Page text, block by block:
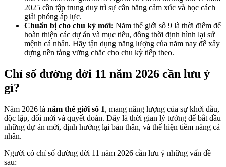
2025 cần tập trung duy trì sự cân bằng cảm xúc và học cách
giải phóng áp lực.
Chuẩn bị cho chu kỳ mới: Năm thế giới số 9 là thời điểm để
hoàn thiện các dự án và mục tiêu, đồng thời định hình lại sứ
mệnh cá nhân. Hãy tận dụng năng lượng của năm nay để xây
dựng nền tảng vững chắc cho chu kỳ tiếp theo.
Chỉ số đường đời 11 năm 2026 cần lưu ý
gì?
Năm 2026 là năm thế giới số 1, mang năng lượng của sự khởi đầu,
độc lập, đổi mới và quyết đoán. Đây là thời gian lý tưởng để bắt đầu
những dự án mới, định hướng lại bản thân, và thể hiện tiềm năng cá
nhân.
Người có chỉ số đường đời 11 năm 2026 cần lưu ý những vấn đề
sau: